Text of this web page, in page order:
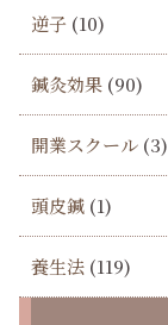
逆子 (10)
鍼灸効果 (90)
開業スクール (3)
頭皮鍼 (1)
養生法 (119)